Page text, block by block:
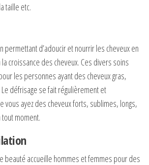
taille etc.
permettant d’adoucir et nourrir les cheveux en
croissance des cheveux. Ces divers soins
les personnes ayant des cheveux gras,
défrisage se fait régulièrement et
vous ayez des cheveux forts, sublimes, longs,
moment.
beauté accueille hommes et femmes pour des